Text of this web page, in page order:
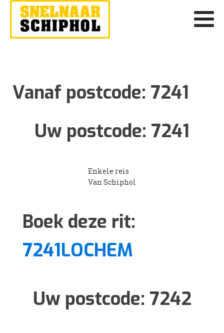
Vanaf postcode: 7241
Uw postcode: 7241
Enkele reis
Van Schiphol
Boek deze rit:
7241LOCHEM
Uw postcode: 7242